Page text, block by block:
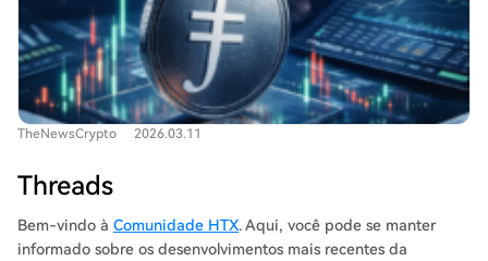
current structure favors a bullish outlook, provided the
price remains above the $1.00 support level.
over 112%, reaching $200 million, while liquidations
totaled $1.46 million. Technical indicators suggest strong
selling pressure, with MACD and signal lines below zero,
a deeply negative CMF (-0.30), and an RSI of 25.10
indicating oversold conditions. If bearish momentum
continues, FIL could test support near $0.82 or even
toward resistance at $0.89 or higher. The Filecoin
Onchain Cloud aims to provide decentralized
infrastructure with greater transparency and control for
TheNewsCrypto 2026.03.11
Threads
Bem-vindo à Comunidade HTX. Aqui, você pode se manter
informado sobre os desenvolvimentos mais recentes da